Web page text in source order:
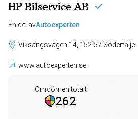
HP Bilservice AB
En del avAutoexperten
Viksängsvägen 14, 152 57 Södertälje
www.autoexperten.se
Omdömen totalt
262